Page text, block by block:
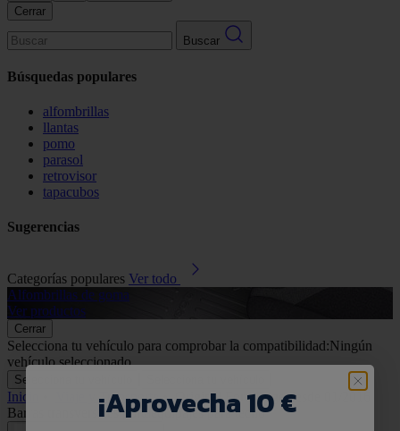
Cerrar
Buscar
Búsquedas populares
alfombrillas
llantas
pomo
parasol
retrovisor
tapacubos
Sugerencias
Categorías populares Ver todo
Alfombrillas de goma
Ver productos
Cerrar
Selecciona tu vehículo para comprobar la compatibilidad:Ningún
vehículo seleccionado
Selecciona tu vehículo
Inicio Viaje y Transporte• Original Ford Edge desde 01/2016
Barras transversales portaequipajes para techo
¡Aprovecha 10 €